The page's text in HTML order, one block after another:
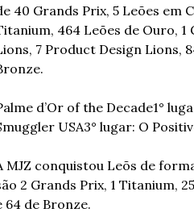
40 Grands Prix, 5 Leões em
464 Leões de Ouro, 1
7 Product Design Lions,
d’Or of the Decade1°
USA3° lugar: O
MJZ conquistou Leõs de
2 Grands Prix, 1 Titanium,
64 de Bronze.